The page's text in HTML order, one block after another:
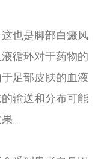
也是脚部白癜风
循环对于药物的
足部皮肤的血液
输送和分布可能
。